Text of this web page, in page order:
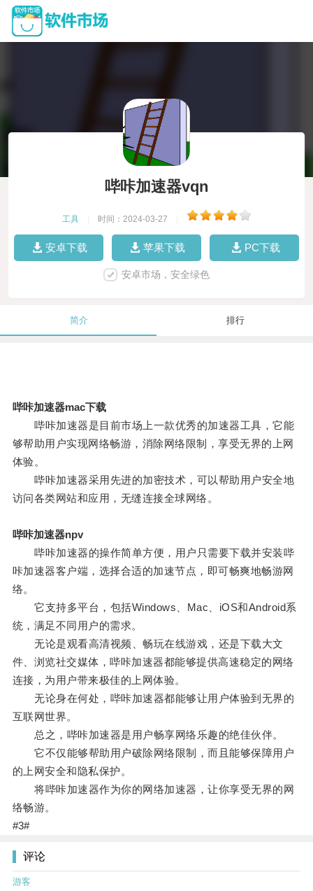
哔咔加速器vqn
工具 时间：2024-03-27
安卓下载 苹果下载 PC下载
安卓市场，安全绿色
简介 排行
哔咔加速器mac下载
哔咔加速器是目前市场上一款优秀的加速器工具，它能
够帮助用户实现网络畅游，消除网络限制，享受无界的上网
体验。
哔咔加速器采用先进的加密技术，可以帮助用户安全地
访问各类网站和应用，无缝连接全球网络。
哔咔加速器npv
哔咔加速器的操作简单方便，用户只需要下载并安装哔
咔加速器客户端，选择合适的加速节点，即可畅爽地畅游网
络。
它支持多平台，包括Windows、Mac、iOS和Android系
统，满足不同用户的需求。
无论是观看高清视频、畅玩在线游戏，还是下载大文
件、浏览社交媒体，哔咔加速器都能够提供高速稳定的网络
连接，为用户带来极佳的上网体验。
无论身在何处，哔咔加速器都能够让用户体验到无界的
互联网世界。
总之，哔咔加速器是用户畅享网络乐趣的绝佳伙伴。
它不仅能够帮助用户破除网络限制，而且能够保障用户
的上网安全和隐私保护。
将哔咔加速器作为你的网络加速器，让你享受无界的网
络畅游。
#3#
评论
游客